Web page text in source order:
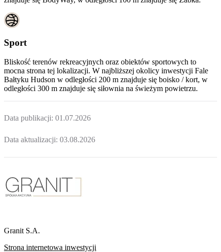
Sport
Bliskość terenów rekreacyjnych oraz obiektów sportowych to
mocna strona tej lokalizacji. W najbliższej okolicy inwestycji Fale
Bałtyku Hudson w odległości 200 m znajduje się boisko / kort, w
odległości 300 m znajduje się siłownia na świeżym powietrzu.
Data publikacji: 01.07.2026
Data aktualizacji: 03.08.2026
Granit S.A.
Strona internetowa inwestycji